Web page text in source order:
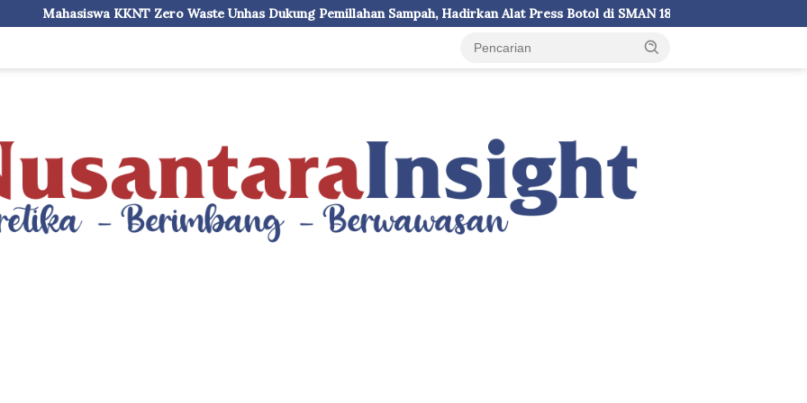
Waste Unhas Dukung Pemillahan Sampah, Hadirkan Alat Press Botol di SMAN 18 Makassar Pemkot Makassar Pastikan